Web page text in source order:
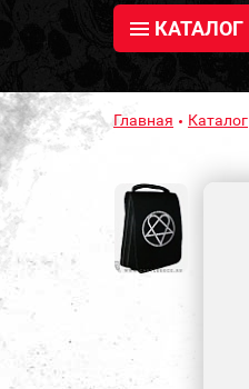
КАТАЛОГ
Главная Каталог